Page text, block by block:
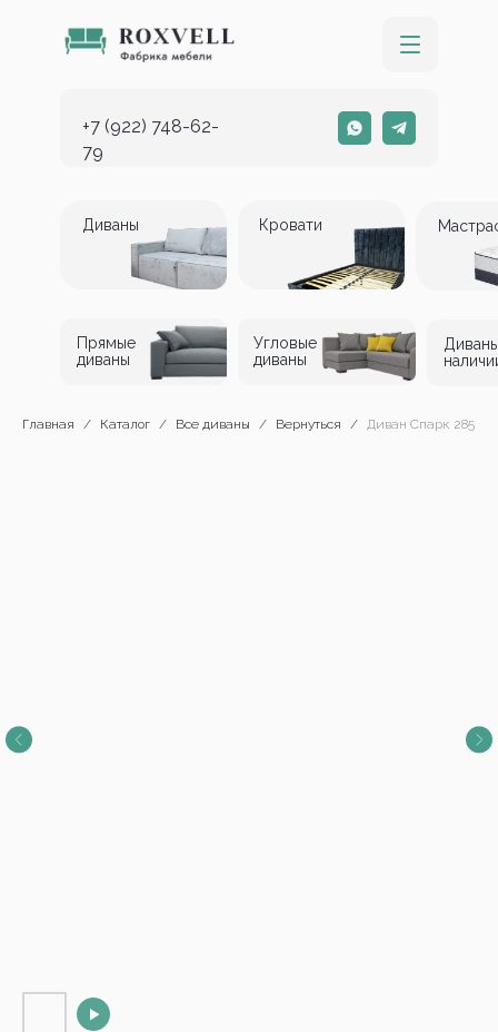
+7 (922) 748-62-
79
Диваны Кровати
Прямые
диваны
Угловые
диваны
Главная Каталог Все диваны Вернуться Диван Спарк 285